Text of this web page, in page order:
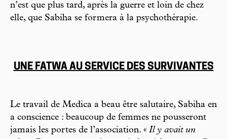
n’est que plus tard, après la guerre et loin de chez
elle, que Sabiha se formera à la psychothérapie.
UNE FATWA AU SERVICE DES SURVIVANTES
Le travail de Medica a beau être salutaire, Sabiha en
a conscience : beaucoup de femmes ne pousseront
jamais les portes de l’association. « Il y avait un